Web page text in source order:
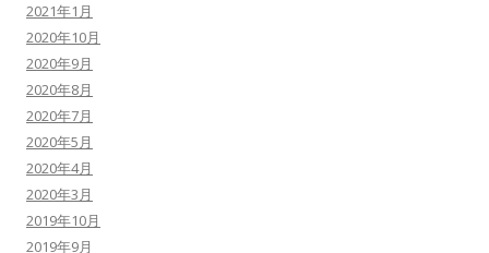
2021年1月
2020年10月
2020年9月
2020年8月
2020年7月
2020年5月
2020年4月
2020年3月
2019年10月
2019年9月